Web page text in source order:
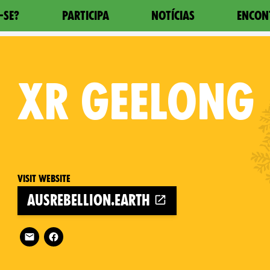
SE? PARTICIPA NOTÍCIAS
XR GEELONG
Visit website
ausrebellion.earth
Follow XR Geelong on